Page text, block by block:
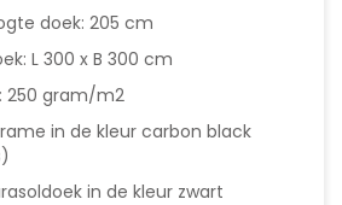
doek: 205 cm
L 300 x B 300 cm
250 gram/m2
in de kleur carbon black
in de kleur zwart